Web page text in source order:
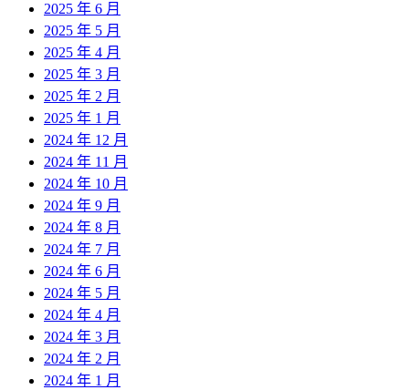
2025 年 6 月
2025 年 5 月
2025 年 4 月
2025 年 3 月
2025 年 2 月
2025 年 1 月
2024 年 12 月
2024 年 11 月
2024 年 10 月
2024 年 9 月
2024 年 8 月
2024 年 7 月
2024 年 6 月
2024 年 5 月
2024 年 4 月
2024 年 3 月
2024 年 2 月
2024 年 1 月